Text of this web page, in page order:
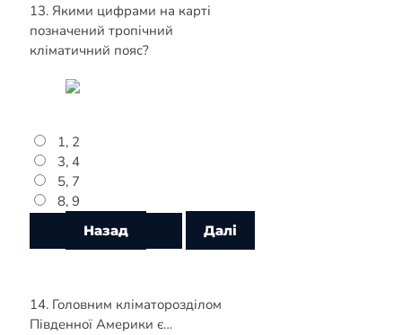
13. Якими цифрами на карті
позначений тропічний
кліматичний пояс?
1, 2
3, 4
5, 7
8, 9
14. Головним кліматорозділом
Південної Америки є…